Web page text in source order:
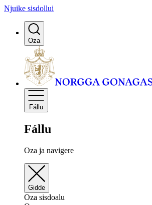
Njuike sisdollui
Oza
Fállu
Fállu
Oza ja navigere
Gidde
Oza sisdoalu